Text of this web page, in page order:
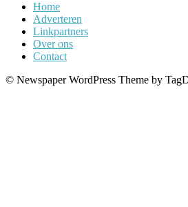
Home
Adverteren
Linkpartners
Over ons
Contact
© Newspaper WordPress Theme by